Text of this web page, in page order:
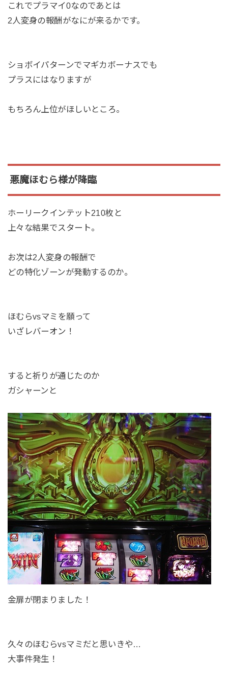
これでプラマイ0なのであとは
2人変身の報酬がなにが来るかです。
ショボイパターンでマギカボーナスでも
プラスにはなりますが
もちろん上位がほしいところ。
悪魔ほむら様が降臨
ホーリークインテット210枚と
上々な結果でスタート。
お次は2人変身の報酬で
どの特化ゾーンが発動するのか。
ほむらvsマミを願って
いざレバーオン！
すると祈りが通じたのか
ガシャーンと
金扉が閉まりました！
久々のほむらvsマミだと思いきや…
大事件発生！